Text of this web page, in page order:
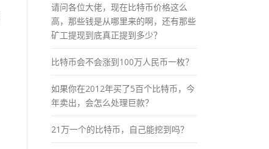
请问各位大佬，现在比特币价格这么
高，那些钱是从哪里来的啊，还有那些
矿工提现到底真正提到多少？
比特币会不会涨到100万人民币一枚？
如果你在2012年买了5百个比特币，今
年卖出，会怎么处理巨款？
21万一个的比特币，自己能挖到吗？